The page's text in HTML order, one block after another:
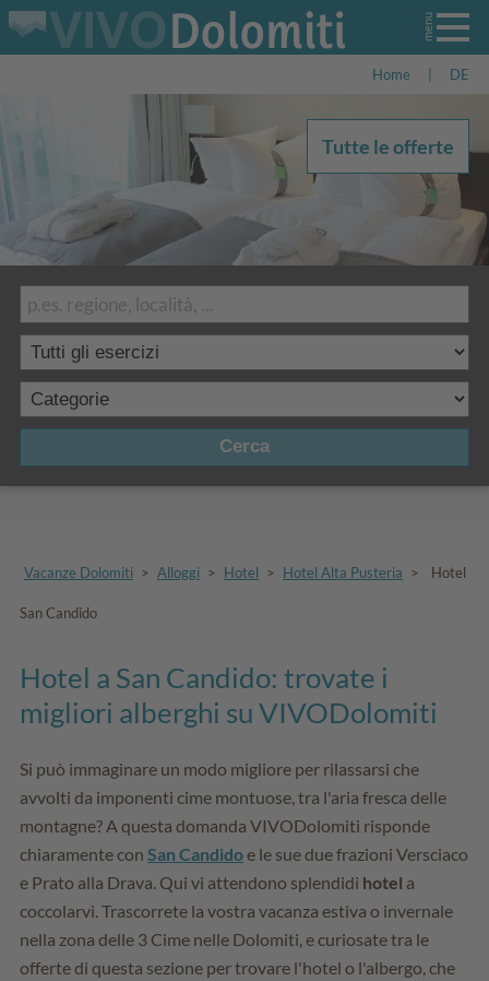
Home DE
Cerca
Tutte le offerte
Vacanze Dolomiti > Alloggi > Hotel > Hotel Alta Pusteria > Hotel
San Candido
Hotel a San Candido: trovate i
migliori alberghi su VIVODolomiti
Si può immaginare un modo migliore per rilassarsi che
avvolti da imponenti cime montuose, tra l'aria fresca delle
montagne? A questa domanda VIVODolomiti risponde
chiaramente con San Candidoe le sue due frazioni Versciaco
e Prato alla Drava. Qui vi attendono splendidi hotel a
coccolarvi. Trascorrete la vostra vacanza estiva o invernale
nella zona delle 3 Cime nelle Dolomiti, e curiosate tra le
offerte di questa sezione per trovare l'hotel o l'albergo, che